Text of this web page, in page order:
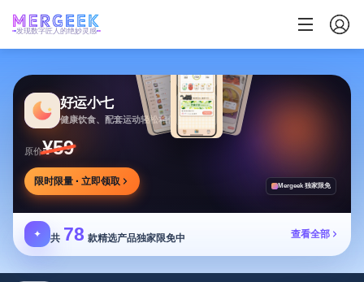
发现数字匠人的绝妙灵感
好运小七
健康饮食、配套运动轻松相伴
原价¥59
限时限量 · 立即领取 Mergeek 独家限免
✦ 共 78 款精选产品独家限免中 查看全部